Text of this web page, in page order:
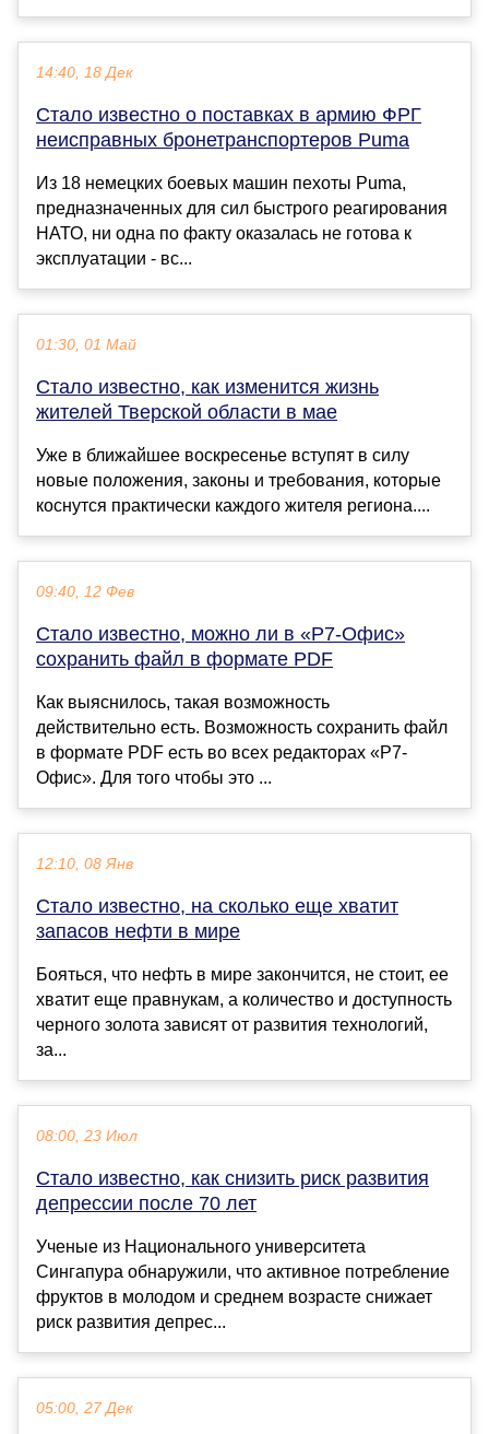
14:40, 18 Дек
Стало известно о поставках в армию ФРГ
неисправных бронетранспортеров Puma
Из 18 немецких боевых машин пехоты Puma,
предназначенных для сил быстрого реагирования
НАТО, ни одна по факту оказалась не готова к
эксплуатации - вс...
01:30, 01 Май
Стало известно, как изменится жизнь
жителей Тверской области в мае
Уже в ближайшее воскресенье вступят в силу
новые положения, законы и требования, которые
коснутся практически каждого жителя региона....
09:40, 12 Фев
Стало известно, можно ли в «Р7-Офис»
сохранить файл в формате PDF
Как выяснилось, такая возможность
действительно есть. Возможность сохранить файл
в формате PDF есть во всех редакторах «Р7-
Офис». Для того чтобы это ...
12:10, 08 Янв
Стало известно, на сколько еще хватит
запасов нефти в мире
Бояться, что нефть в мире закончится, не стоит, ее
хватит еще правнукам, а количество и доступность
черного золота зависят от развития технологий,
за...
08:00, 23 Июл
Стало известно, как снизить риск развития
депрессии после 70 лет
Ученые из Национального университета
Сингапура обнаружили, что активное потребление
фруктов в молодом и среднем возрасте снижает
риск развития депрес...
05:00, 27 Дек